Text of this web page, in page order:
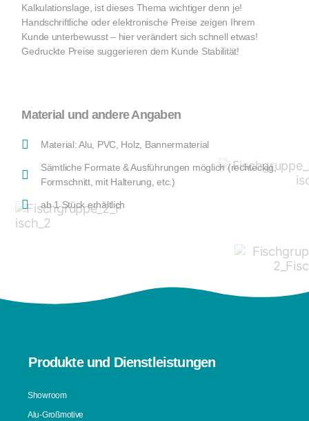
Kalkulationslage, ist dieses Thema wichtiger denn je!
Handschriftliche oder elektronische Preise zeigen Ihrem
Kunde unterbewusst – hier verändert sich schnell etwas!
Gedruckte Preise suggerieren dem Kunde Stabilität!
Material und andere Angaben
Material: Alu, PVC, Holz, Bannermaterial
Sämtliche Formate & Ausführungen möglich (rechteckig,
Formschnitt, mit Halterung, etc.)
ab 1 Stück erhältlich
Produkte und Dienstleistungen
Showroom
Alu-Großmotive